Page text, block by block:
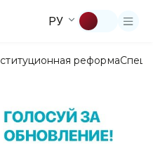
РУ
реформа